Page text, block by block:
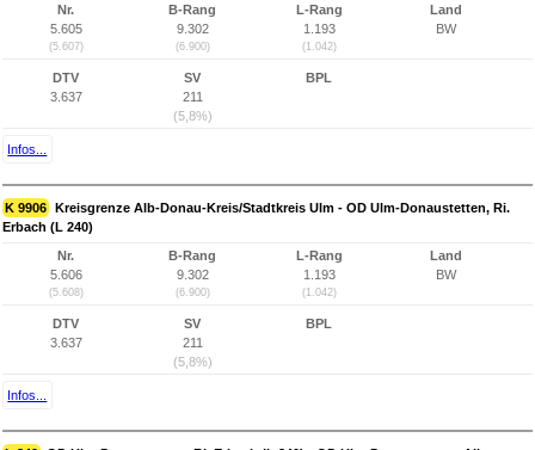
Nr.
5.605
(5.607)
B-Rang
9.302
(6.900)
L-Rang
1.193
(1.042)
Land
BW
DTV
3.637
SV
211
(5,8%)
BPL
Infos...
K 9906 Kreisgrenze Alb-Donau-Kreis/Stadtkreis Ulm - OD Ulm-Donaustetten, Ri.
Erbach (L 240)
Nr.
5.606
(5.608)
B-Rang
9.302
(6.900)
L-Rang
1.193
(1.042)
Land
BW
DTV
3.637
SV
211
(5,8%)
BPL
Infos...